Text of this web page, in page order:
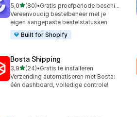
5,0van 5 sterren
(80)
80 recensies in totaal
•
Gratis proefperiode beschikbaar
Vereenvoudig bestelbeheer met je
eigen aangepaste bestelstatussen
Built for Shopify
Bosta Shipping
3,9van 5 sterren
(24)
24 recensies in totaal
•Gratis te installeren
Verzending automatiseren met Bosta:
één dashboard, volledige controle!